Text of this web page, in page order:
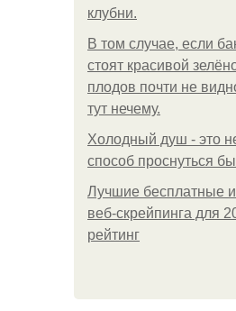
клубни.
В том случае, если
стоят красивой
плодов почти не
тут нечему.
Холодный душ - это
способ проснуться
Лучшие бесплатные
веб-скрейпинга для
рейтинг